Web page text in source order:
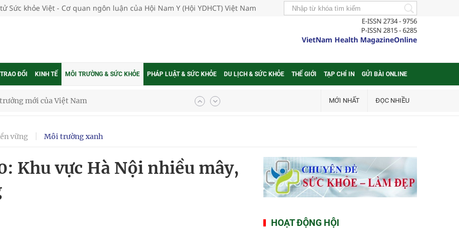
Sức khỏe Việt - Cơ quan ngôn luận của Hội Nam Y (Hội YDHCT) Việt Nam
E-ISSN 2734 - 9756
P-ISSN 2815 - 6285
VietNam Health MagazineOnline
ĐỔI KINH TẾ MÔI TRƯỜNG & SỨC KHỎE PHÁP LUẬT & SỨC KHỎE DU LỊCH & SỨC KHỎE THẾ GIỚI TẠP CHÍ IN GỬI BÀI ONLINE
hai cấp trong quản lý hoạt động nha khoa,
bảo hiểm y tế nếu không đăng ký khám theo yêu
MỚI NHẤT ĐỌC NHIỀU
vững Môi trường xanh
Khu vực Hà Nội nhiều mây,
HOẠT ĐỘNG HỘI